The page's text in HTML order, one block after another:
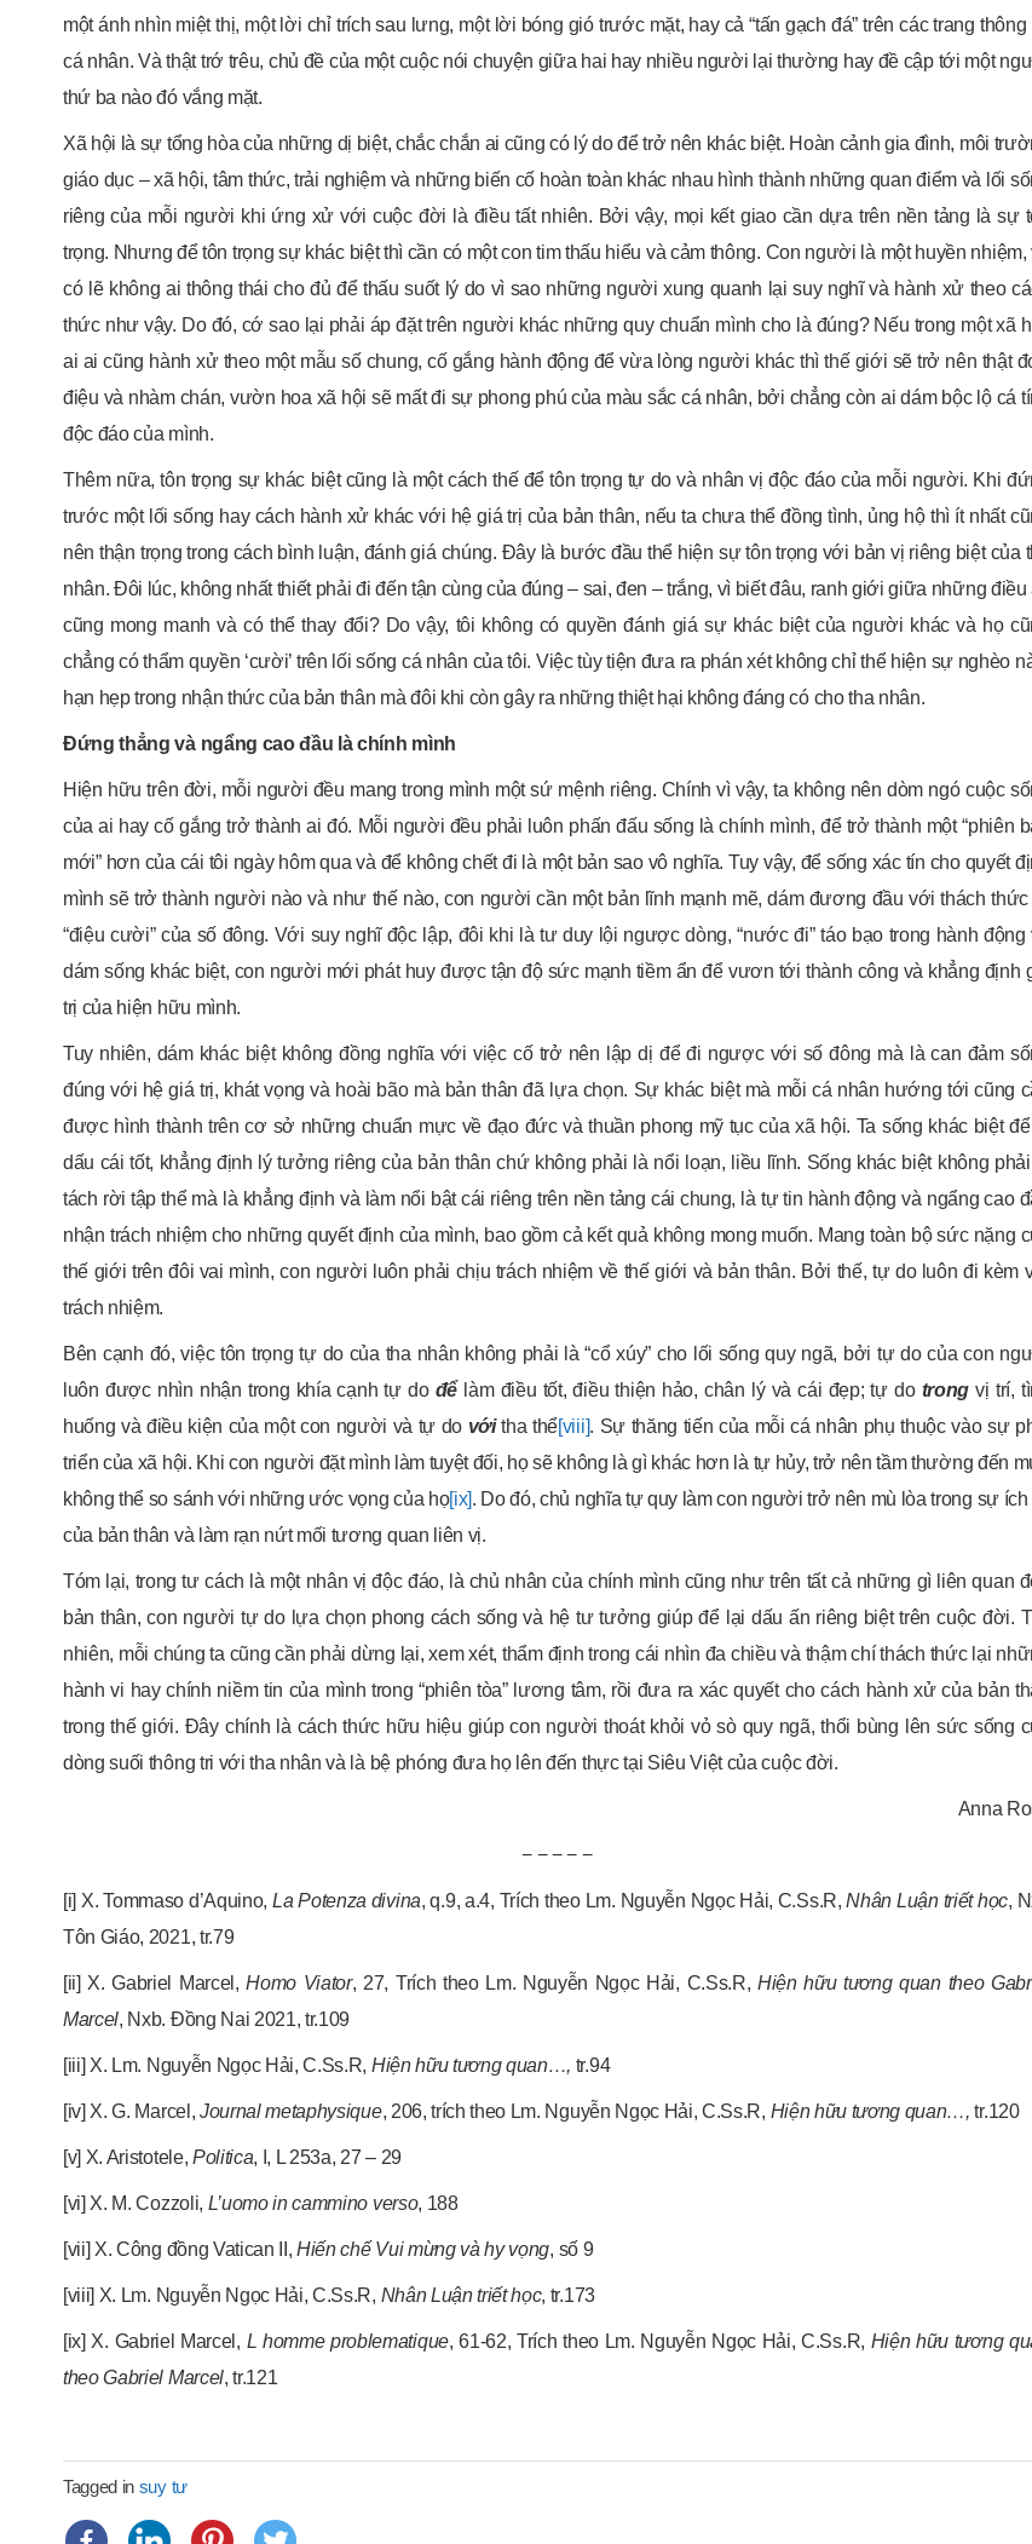
một ánh nhìn miệt thị, một lời chỉ trích sau lưng, một lời bóng gió trước mặt, hay cả “tấn gạch đá” trên các trang thông
cá nhân. Và thật trớ trêu, chủ đề của một cuộc nói chuyện giữa hai hay nhiều người lại thường hay đề cập tới một
thứ ba nào đó vắng mặt.
Xã hội là sự tổng hòa của những dị biệt, chắc chắn ai cũng có lý do để trở nên khác biệt. Hoàn cảnh gia đình, môi
giáo dục – xã hội, tâm thức, trải nghiệm và những biến cố hoàn toàn khác nhau hình thành những quan điểm và lối
riêng của mỗi người khi ứng xử với cuộc đời là điều tất nhiên. Bởi vậy, mọi kết giao cần dựa trên nền tảng là sự
trọng. Nhưng để tôn trọng sự khác biệt thì cần có một con tim thấu hiểu và cảm thông. Con người là một huyền nhiệm,
có lẽ không ai thông thái cho đủ để thấu suốt lý do vì sao những người xung quanh lại suy nghĩ và hành xử theo
thức như vậy. Do đó, cớ sao lại phải áp đặt trên người khác những quy chuẩn mình cho là đúng? Nếu trong một xã
ai ai cũng hành xử theo một mẫu số chung, cố gắng hành động để vừa lòng người khác thì thế giới sẽ trở nên thật
điệu và nhàm chán, vườn hoa xã hội sẽ mất đi sự phong phú của màu sắc cá nhân, bởi chẳng còn ai dám bộc lộ cá
độc đáo của mình.
Thêm nữa, tôn trọng sự khác biệt cũng là một cách thế để tôn trọng tự do và nhân vị độc đáo của mỗi người. Khi
trước một lối sống hay cách hành xử khác với hệ giá trị của bản thân, nếu ta chưa thể đồng tình, ủng hộ thì ít nhất
nên thận trọng trong cách bình luận, đánh giá chúng. Đây là bước đầu thể hiện sự tôn trọng với bản vị riêng biệt của
nhân. Đôi lúc, không nhất thiết phải đi đến tận cùng của đúng – sai, đen – trắng, vì biết đâu, ranh giới giữa những điều
cũng mong manh và có thể thay đổi? Do vậy, tôi không có quyền đánh giá sự khác biệt của người khác và họ
chẳng có thẩm quyền ‘cười’ trên lối sống cá nhân của tôi. Việc tùy tiện đưa ra phán xét không chỉ thể hiện sự nghèo
hạn hẹp trong nhận thức của bản thân mà đôi khi còn gây ra những thiệt hại không đáng có cho tha nhân.
Đứng thẳng và ngẩng cao đầu là chính mình
Hiện hữu trên đời, mỗi người đều mang trong mình một sứ mệnh riêng. Chính vì vậy, ta không nên dòm ngó cuộc
của ai hay cố gắng trở thành ai đó. Mỗi người đều phải luôn phấn đấu sống là chính mình, để trở thành một “phiên
mới” hơn của cái tôi ngày hôm qua và để không chết đi là một bản sao vô nghĩa. Tuy vậy, để sống xác tín cho quyết
mình sẽ trở thành người nào và như thế nào, con người cần một bản lĩnh mạnh mẽ, dám đương đầu với thách
“điệu cười” của số đông. Với suy nghĩ độc lập, đôi khi là tư duy lội ngược dòng, “nước đi” táo bạo trong hành động
dám sống khác biệt, con người mới phát huy được tận độ sức mạnh tiềm ẩn để vươn tới thành công và khẳng định
trị của hiện hữu mình.
Tuy nhiên, dám khác biệt không đồng nghĩa với việc cố trở nên lập dị để đi ngược với số đông mà là can đảm
đúng với hệ giá trị, khát vọng và hoài bão mà bản thân đã lựa chọn. Sự khác biệt mà mỗi cá nhân hướng tới cũng
được hình thành trên cơ sở những chuẩn mực về đạo đức và thuần phong mỹ tục của xã hội. Ta sống khác biệt
dấu cái tốt, khẳng định lý tưởng riêng của bản thân chứ không phải là nổi loạn, liều lĩnh. Sống khác biệt không
tách rời tập thể mà là khẳng định và làm nổi bật cái riêng trên nền tảng cái chung, là tự tin hành động và ngẩng cao
nhận trách nhiệm cho những quyết định của mình, bao gồm cả kết quả không mong muốn. Mang toàn bộ sức nặng
thế giới trên đôi vai mình, con người luôn phải chịu trách nhiệm về thế giới và bản thân. Bởi thế, tự do luôn đi kèm
trách nhiệm.
Bên cạnh đó, việc tôn trọng tự do của tha nhân không phải là “cổ xúy” cho lối sống quy ngã, bởi tự do của con
luôn được nhìn nhận trong khía cạnh tự do để làm điều tốt, điều thiện hảo, chân lý và cái đẹp; tự dotrong vị trí,
huống và điều kiện của một con người và tự do vớitha thể[viii]. Sự thăng tiến của mỗi cá nhân phụ thuộc vào sự
triển của xã hội. Khi con người đặt mình làm tuyệt đối, họ sẽ không là gì khác hơn là tự hủy, trở nên tầm thường đến
không thể so sánh với những ước vọng của họ[ix]. Do đó, chủ nghĩa tự quy làm con người trở nên mù lòa trong sự ích
của bản thân và làm rạn nứt mối tương quan liên vị.
Tóm lại, trong tư cách là một nhân vị độc đáo, là chủ nhân của chính mình cũng như trên tất cả những gì liên quan
bản thân, con người tự do lựa chọn phong cách sống và hệ tư tưởng giúp để lại dấu ấn riêng biệt trên cuộc đời.
nhiên, mỗi chúng ta cũng cần phải dừng lại, xem xét, thẩm định trong cái nhìn đa chiều và thậm chí thách thức lại
hành vi hay chính niềm tin của mình trong “phiên tòa” lương tâm, rồi đưa ra xác quyết cho cách hành xử của bản
trong thế giới. Đây chính là cách thức hữu hiệu giúp con người thoát khỏi vỏ sò quy ngã, thổi bùng lên sức sống
dòng suối thông tri với tha nhân và là bệ phóng đưa họ lên đến thực tại Siêu Việt của cuộc đời.
Anna
− − − − −
[i] X. Tommaso d’Aquino, La Potenza divina, q.9, a.4, Trích theo Lm. Nguyễn Ngọc Hải, C.Ss.R,Nhân Luận triết học,
Tôn Giáo, 2021, tr.79
[ii] X. Gabriel Marcel,Homo Viator, 27, Trích theo Lm. Nguyễn Ngọc Hải, C.Ss.R, Hiện hữu tương quan theo
Marcel, Nxb. Đồng Nai 2021, tr.109
[iii] X. Lm. Nguyễn Ngọc Hải, C.Ss.R, Hiện hữu tương quan…, tr.94
[iv] X. G. Marcel, Journal metaphysique, 206, trích theo Lm. Nguyễn Ngọc Hải, C.Ss.R, Hiện hữu tương quan…,tr.120
[v] X. Aristotele, Politica, I, L 253a, 27 – 29
[vi] X. M. Cozzoli, L’uomo in cammino verso, 188
[vii] X. Công đồng Vatican II,Hiến chế Vui mừng và hy vọng, số 9
[viii] X. Lm. Nguyễn Ngọc Hải, C.Ss.R, Nhân Luận triết học, tr.173
[ix] X. Gabriel Marcel, L homme problematique, 61-62, Trích theo Lm. Nguyễn Ngọc Hải, C.Ss.R, Hiện hữu tương
theo Gabriel Marcel, tr.121
Tagged in suy tư